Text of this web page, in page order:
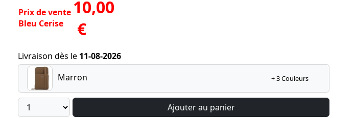
Prix de vente
Bleu Cerise
10,00
€
Livraison dès le 11-08-2026
Marron
+ 3 Couleurs
Ajouter au panier